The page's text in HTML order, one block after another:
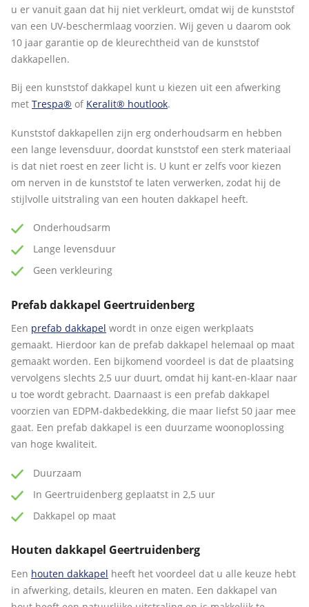
u er vanuit gaan dat hij niet verkleurt, omdat wij de kunststof
van een UV-beschermlaag voorzien. Wij geven u daarom ook
10 jaar garantie op de kleurechtheid van de kunststof
dakkapellen.
Bij een kunststof dakkapel kunt u kiezen uit een afwerking
met Trespa® of Keralit® houtlook.
Kunststof dakkapellen zijn erg onderhoudsarm en hebben
een lange levensduur, doordat kunststof een sterk materiaal
is dat niet roest en zeer licht is. U kunt er zelfs voor kiezen
om nerven in de kunststof te laten verwerken, zodat hij de
stijlvolle uitstraling van een houten dakkapel heeft.
Onderhoudsarm
Lange levensduur
Geen verkleuring
Prefab dakkapel Geertruidenberg
Een prefab dakkapel wordt in onze eigen werkplaats
gemaakt. Hierdoor kan de prefab dakkapel helemaal op maat
gemaakt worden. Een bijkomend voordeel is dat de plaatsing
vervolgens slechts 2,5 uur duurt, omdat hij kant-en-klaar naar
u toe wordt gebracht. Daarnaast is een prefab dakkapel
voorzien van EDPM-dakbedekking, die maar liefst 50 jaar mee
gaat. Een prefab dakkapel is een duurzame woonoplossing
van hoge kwaliteit.
Duurzaam
In Geertruidenberg geplaatst in 2,5 uur
Dakkapel op maat
Houten dakkapel Geertruidenberg
Een houten dakkapel heeft het voordeel dat u alle keuze hebt
in afwerking, details, kleuren en maten. Een dakkapel van